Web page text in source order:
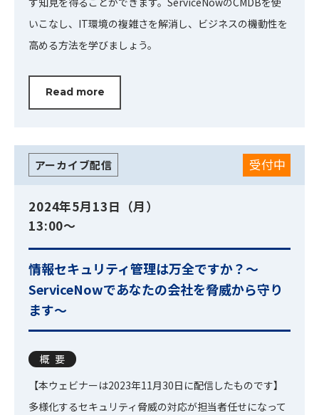
いこなし、IT環境の複雑さを解消し、ビジネスの機動性を
高める方法を学びましょう。
Read more
アーカイブ配信 受付中
2024年5月13日（月）
13:00～
情報セキュリティ管理は万全ですか？～
ServiceNowであなたの会社を脅威から守り
ます～
概要
【本ウェビナーは2023年11月30日に配信したものです】
多様化するセキュリティ脅威の対応が担当者任せになって